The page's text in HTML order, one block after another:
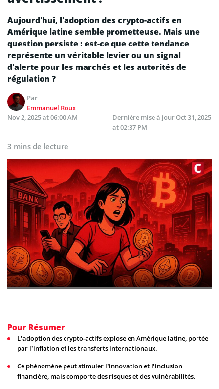
Aujourd’hui, l’adoption des crypto-actifs en
Amérique latine semble prometteuse. Mais une
question persiste : est-ce que cette tendance
représente un véritable levier ou un signal
d’alerte pour les marchés et les autorités de
régulation ?
Par
Emmanuel Roux
Nov 2, 2025 at 06:00 AM
Dernière mise à jourOct 31, 2025
at 02:37 PM
3 mins de lecture
Pour Résumer
L’adoption des crypto-actifs explose en Amérique latine, portée
par l’inflation et les transferts internationaux.
Ce phénomène peut stimuler l’innovation et l’inclusion
financière, mais comporte des risques et des vulnérabilités.